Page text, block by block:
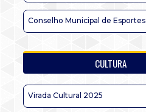
Conselho Municipal de Esportes
CULTURA
Virada Cultural 2025